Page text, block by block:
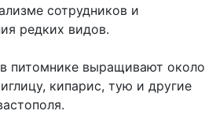
сотрудников и
редких видов.
питомнике выращивают около
кипарис, тую и другие